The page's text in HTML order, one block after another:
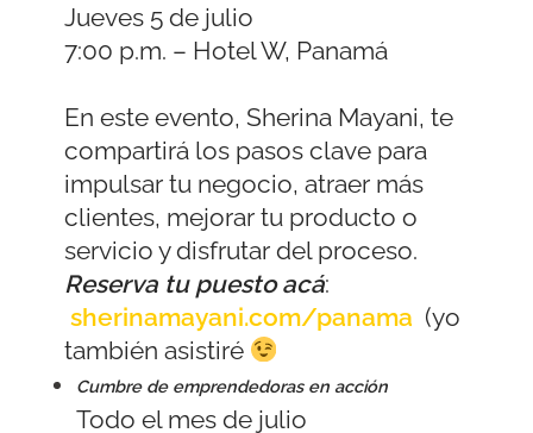
Jueves 5 de julio
7:00 p.m. – Hotel W, Panamá
En este evento, Sherina Mayani, te
compartirá los pasos clave para
impulsar tu negocio, atraer más
clientes, mejorar tu producto o
servicio y disfrutar del proceso.
Reserva tu puesto acá:
sherinamayani.com/panama (yo
también asistiré
Cumbre de emprendedoras en acción
Todo el mes de julio